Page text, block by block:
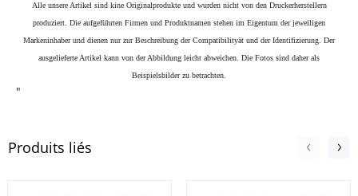
Alle unsere Artikel sind kine Originalprodukte und wurden nicht von den Druckerherstellern
produziert. Die aufgeführten Firmen und Produktnamen stehen im Eigentum der jeweiligen
Markeninhaber und dienen nur zur Beschreibung der Compatibilityät und der Identifizierung. Der
ausgelieferte Artikel kann von der Abbildung leicht abweichen. Die Fotos sind daher als
Beispielsbilder zu betrachten.
"
Produits liés